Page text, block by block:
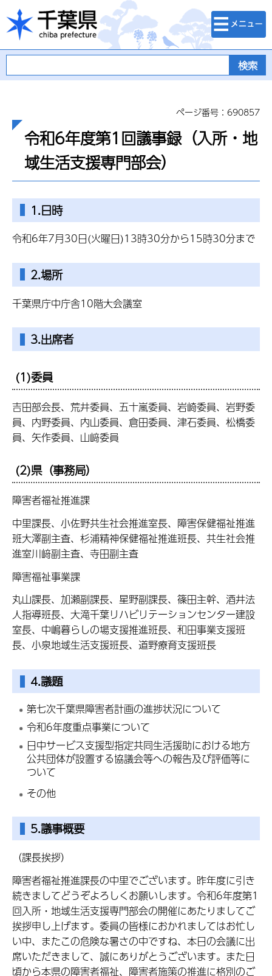
千葉県
検索・メニュ
ー
ページ番号：690857
令和6年度第1回議事録（入所・地
域生活支援専門部会）
1.日時
令和6年7月30日(火曜日)13時30分から15時30分まで
2.場所
千葉県庁中庁舎10階大会議室
3.出席者
(1)委員
吉田部会長、荒井委員、五十嵐委員、岩崎委員、岩野委
員、内野委員、内山委員、倉田委員、津石委員、松橋委
員、矢作委員、山﨑委員
(2)県（事務局）
障害者福祉推進課
中里課長、小佐野共生社会推進室長、障害保健福祉推進
班大澤副主査、杉浦精神保健福祉推進班長、共生社会推
進室川﨑副主査、寺田副主査
障害福祉事業課
丸山課長、加瀬副課長、星野副課長、篠田主幹、酒井法
人指導班長、大滝千葉リハビリテーションセンター建設
室長、中嶋暮らしの場支援推進班長、和田事業支援班
長、小泉地域生活支援班長、道野療育支援班長
4.議題
第七次千葉県障害者計画の進捗状況について
令和6年度重点事業について
日中サービス支援型指定共同生活援助における地方
公共団体が設置する協議会等への報告及び評価等に
ついて
その他
5.議事概要
（課長挨拶）
障害者福祉推進課長の中里でございます。昨年度に引き
続きましてどうぞよろしくお願いします。令和6年度第1
回入所・地域生活支援専門部会の開催にあたりましてご
挨拶申し上げます。委員の皆様におかれましてはお忙し
い中、またこの危険な暑さの中ですね、本日の会議に出
席いただきまして、誠にありがとうございます。また日
頃から本県の障害者福祉、障害者施策の推進に格別のご